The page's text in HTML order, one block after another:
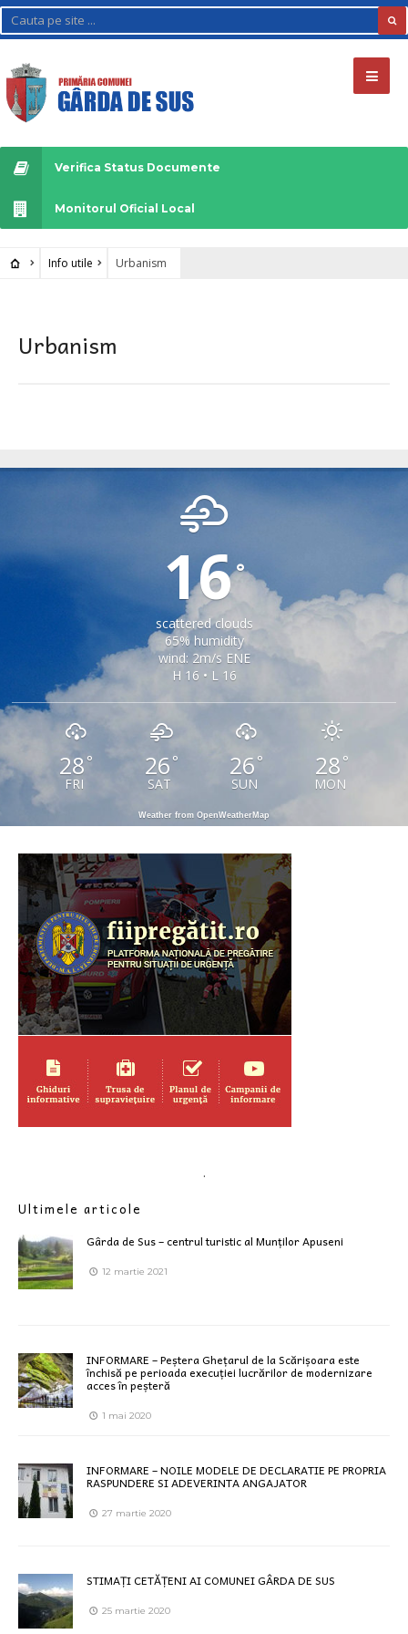
Verifica Status Documente
Monitorul Oficial Local
Info utile Urbanism
Urbanism
16°
scattered clouds
65% humidity
wind: 2m/s ENE
H 16 • L 16
28 °
FRI
26 °
SAT
26 °
SUN
28 °
MON
Weather from OpenWeatherMap
.
Ultimele articole
Gârda de Sus – centrul turistic al Munților Apuseni
12 martie 2021
INFORMARE – Peștera Ghețarul de la Scărișoara este
închisă pe perioada execuției lucrărilor de modernizare
acces în peșteră
1 mai 2020
INFORMARE – NOILE MODELE DE DECLARATIE PE PROPRIA
RASPUNDERE SI ADEVERINTA ANGAJATOR
27 martie 2020
STIMAȚI CETĂȚENI AI COMUNEI GÂRDA DE SUS
25 martie 2020